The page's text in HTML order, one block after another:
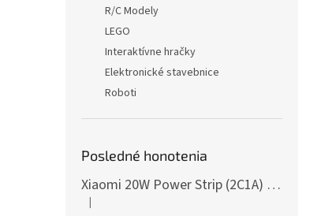
R/C Modely
LEGO
Interaktívne hračky
Elektronické stavebnice
Roboti
Posledné honotenia
Xiaomi 20W Power Strip (2C1A) EU
Hodnotenie produktu je 5 z 5 hviezdičiek.
|